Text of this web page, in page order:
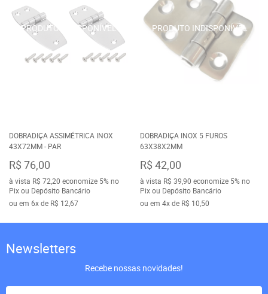
DOBRADIÇA ASSIMÉTRICA INOX
43X72MM - PAR
R$ 76,00
à vista R$ 72,20 economize 5%no
Pix ou Depósito Bancário
ou em 6xde R$ 12,67
DOBRADIÇA INOX 5 FUROS
63X38X2MM
R$ 42,00
à vista R$ 39,90 economize 5%no
Pix ou Depósito Bancário
ou em 4xde R$ 10,50
Newsletters
Recebe nossas novidades!